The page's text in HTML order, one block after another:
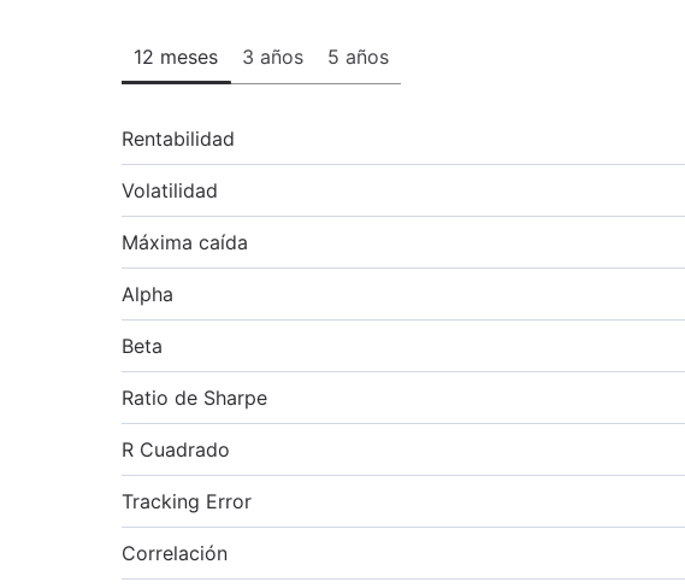
12 meses 3 años 5 años
Rentabilidad
Volatilidad
Máxima caída
Alpha
Beta
Ratio de Sharpe
R Cuadrado
Tracking Error
Correlación